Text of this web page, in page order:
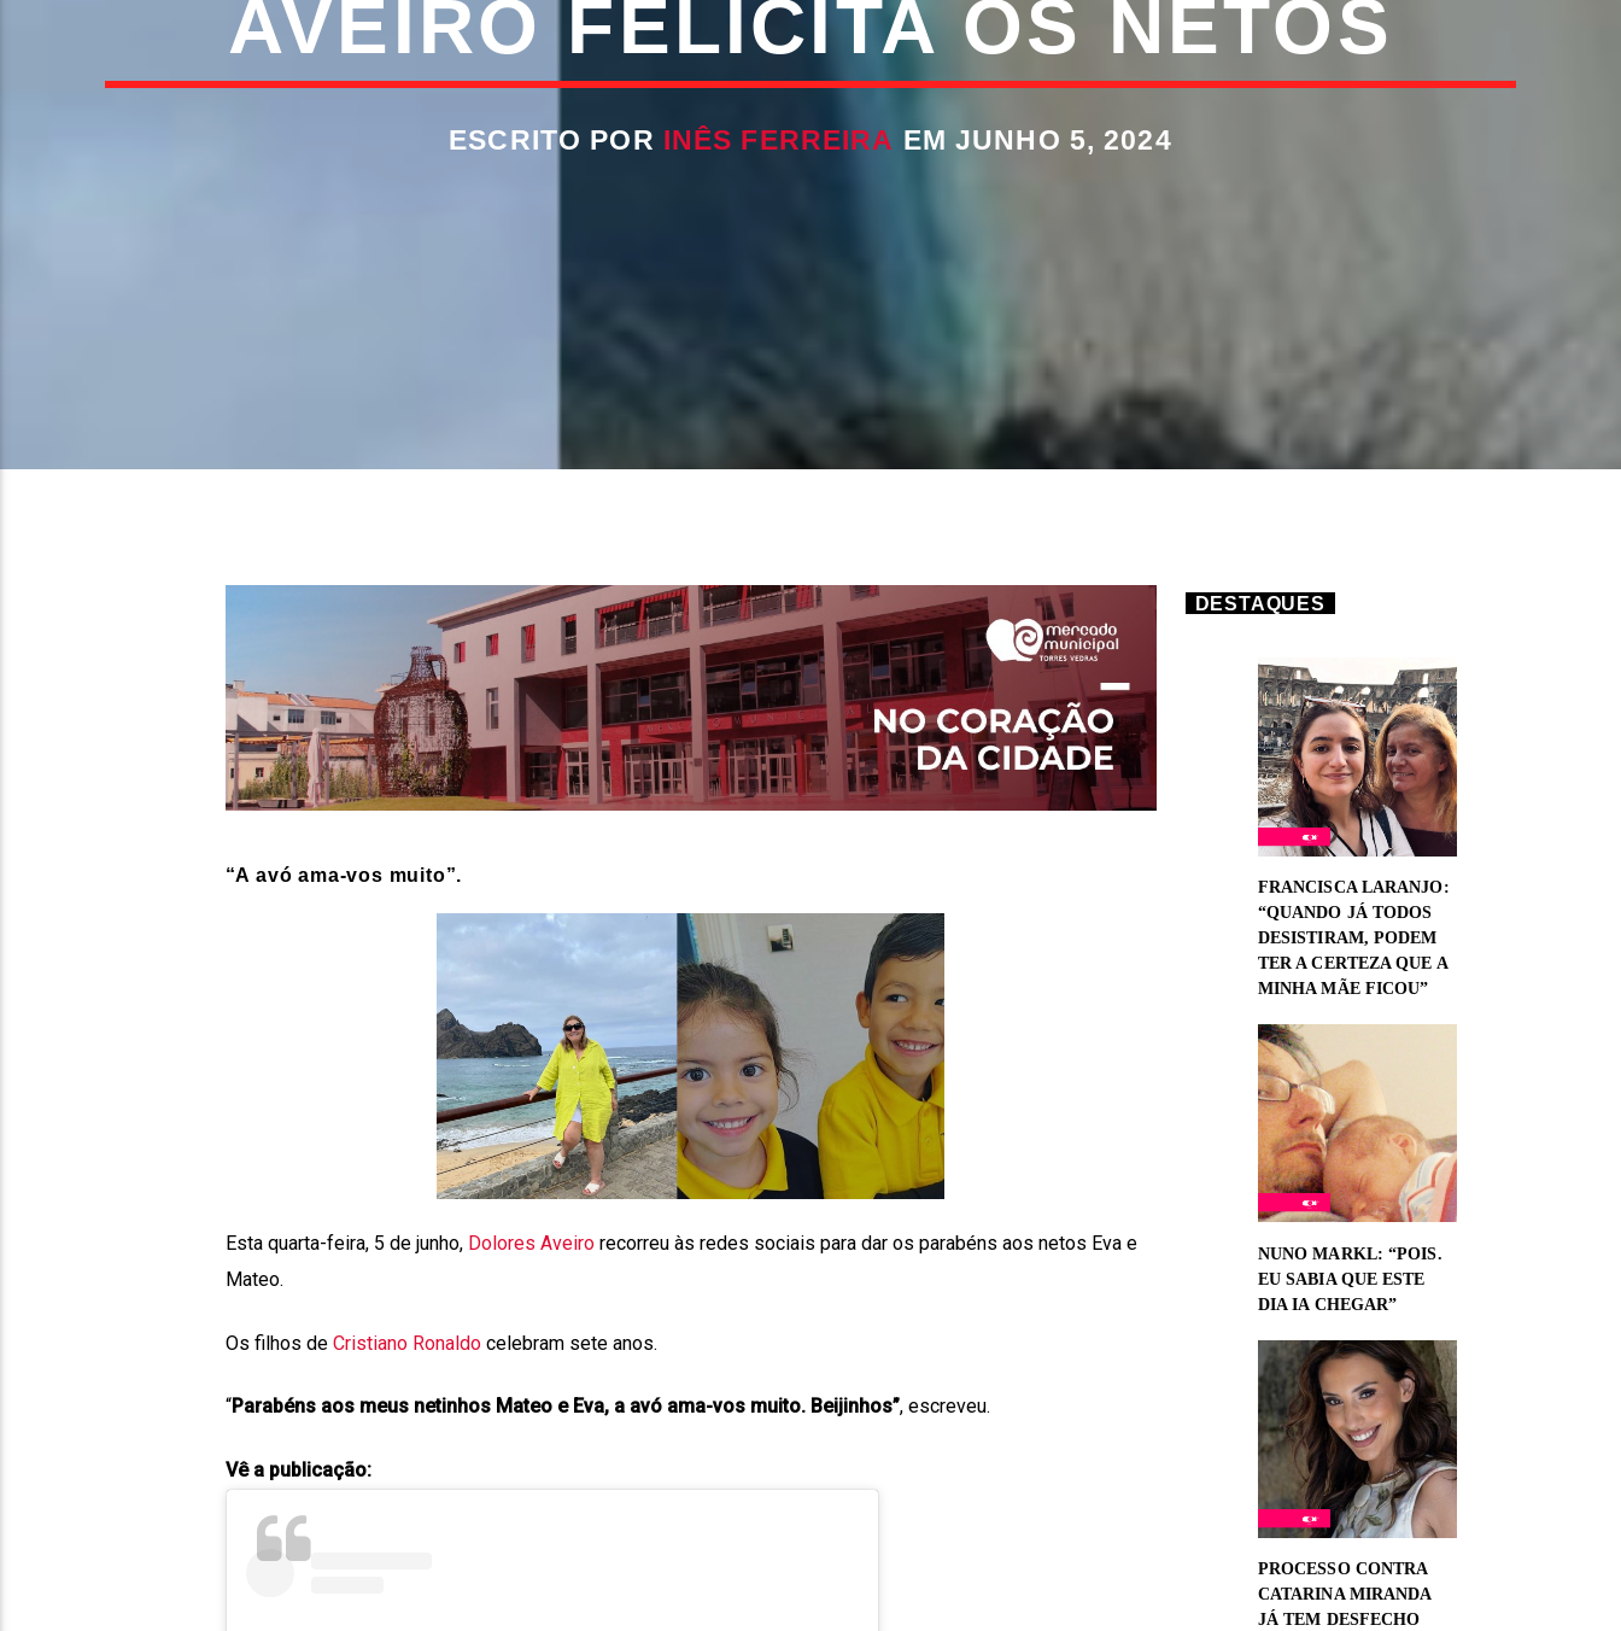
AVEIRO FELICITA OS NETOS
ESCRITO POR INÊS FERREIRA EM JUNHO 5, 2024
“A avó ama-vos muito”.
Esta quarta-feira, 5 de junho, Dolores Aveirorecorreu às redes sociais para dar os parabéns aos netos Eva e
Mateo.
Os filhos de Cristiano Ronaldocelebram sete anos.
“Parabéns aos meus netinhos Mateo e Eva, a avó ama-vos muito. Beijinhos”, escreveu.
Vê a publicação:
DESTAQUES
FRANCISCA LARANJO:
“QUANDO JÁ TODOS
DESISTIRAM, PODEM
TER A CERTEZA QUE A
MINHA MÃE FICOU”
NUNO MARKL: “POIS.
EU SABIA QUE ESTE
DIA IA CHEGAR”
PROCESSO CONTRA
CATARINA MIRANDA
JÁ TEM DESFECHO